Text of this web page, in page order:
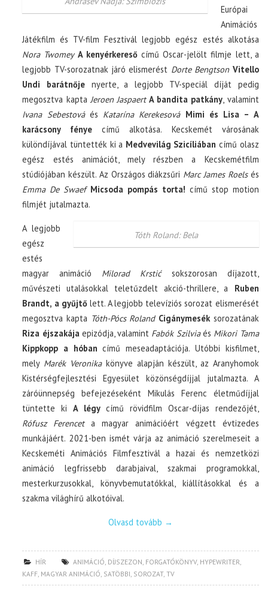
Európai
Animációs
Játékfilm és TV-film Fesztivál legjobb egész estés alkotása
Nora Twomey A kenyérkereső című Oscar-jelölt filmje lett, a
legjobb TV-sorozatnak járó elismerést Dorte Bengtson Vitello
Undi barátnője nyerte, a legjobb TV-speciál díját pedig
megosztva kapta Jeroen Jaspaert A bandita patkány , valamint
Ivana Sebestováés Katarína Kerekesová Mimi és Lisa – A
karácsony fénye című alkotása. Kecskemét városának
különdíjával tüntették ki a Medvevilág Szicíliában című olasz
egész estés animációt, mely részben a Kecskemétfilm
stúdiójában készült. Az Országos diákzsűri Marc James Roelsés
Emma De Swaef Micsoda pompás torta! című stop motion
filmjét jutalmazta.
Tóth Roland: Bela
A legjobb
egész
estés
magyar animáció Milorad Krstićsokszorosan díjazott,
művészeti utalásokkal teletűzdelt akció-thrillere, a Ruben
Brandt, a gyűjtőlett. A legjobb televíziós sorozat elismerését
megosztva kapta Tóth-Pócs Roland Cigánymeséksorozatának
Riza éjszakája epizódja, valamint Fabók Szilviaés Mikori Tama
Kippkopp a hóban című meseadaptációja. Utóbbi kisfilmet,
mely Marék Veronikakönyve alapján készült, az Aranyhomok
Kistérségfejlesztési Egyesület közönségdíjjal jutalmazta. A
záróünnepség befejezéseként Mikulás Ferenc életműdíjjal
tüntette ki A légycímű rövidfilm Oscar-díjas rendezőjét,
Rófusz Ferenceta magyar animációért végzett évtizedes
munkájáért. 2021-ben ismét várja az animáció szerelmeseit a
Kecskeméti Animációs Filmfesztivál a hazai és nemzetközi
animáció legfrissebb darabjaival, szakmai programokkal,
mesterkurzusokkal, könyvbemutatókkal, kiállításokkal és a
szakma világhírű alkotóival.
Olvasd tovább →
HÍR ANIMÁCIÓ DÍJSZEZON FORGATÓKÖNYV, HYPEWRITER
KAFF MAGYAR ANIMÁCIÓ SATÖBBI SOROZAT,TV